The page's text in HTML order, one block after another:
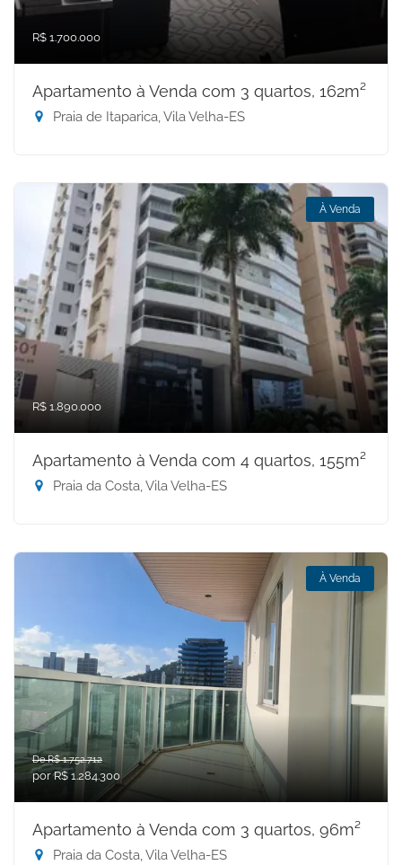
R$ 1.700.000
Apartamento à Venda com 3 quartos, 162m²
Praia de Itaparica, Vila Velha-ES
À Venda
R$ 1.890.000
Apartamento à Venda com 4 quartos, 155m²
Praia da Costa, Vila Velha-ES
À Venda
De R$ 1.752.712
por R$ 1.284.300
Apartamento à Venda com 3 quartos, 96m²
Praia da Costa, Vila Velha-ES